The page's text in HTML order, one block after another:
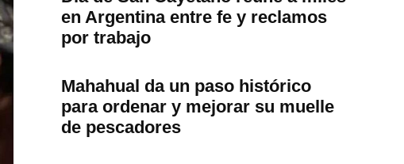
en Argentina entre fe y reclamos
por trabajo
Mahahual da un paso histórico
para ordenar y mejorar su muelle
de pescadores